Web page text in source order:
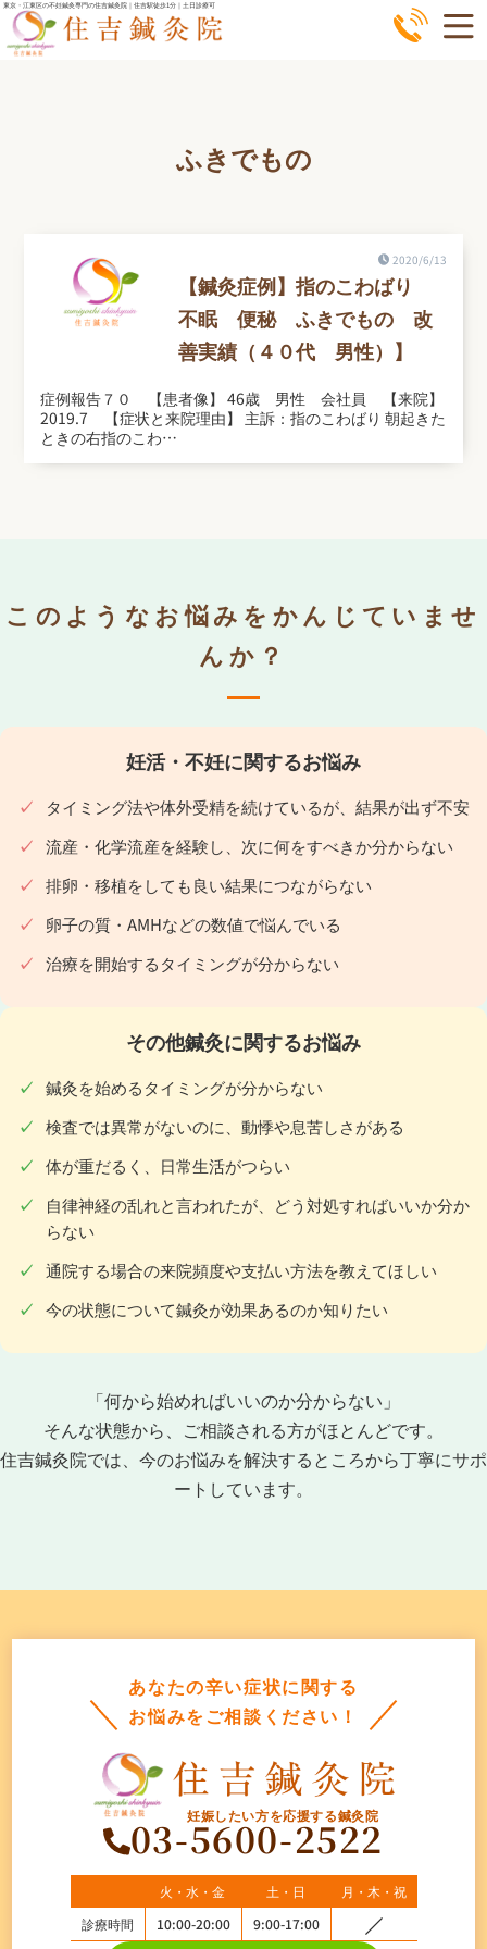
コ
ン
東京・江東区の不妊鍼灸専門の住吉鍼灸院｜住吉駅徒歩1分｜土日診療可
ふきでもの
2020/6/13
【鍼灸症例】指のこわばり
不眠 便秘 ふきでもの 改
善実績（４０代 男性）】
症例報告７０ 【患者像】 46歳 男性 会社員 【来院】
2019.7 【症状と来院理由】 主訴：指のこわばり 朝起きた
ときの右指のこわ…
このようなお悩みをかんじていませ
んか？
妊活・不妊に関するお悩み
タイミング法や体外受精を続けているが、結果が出ず不安
流産・化学流産を経験し、次に何をすべきか分からない
排卵・移植をしても良い結果につながらない
卵子の質・AMHなどの数値で悩んでいる
治療を開始するタイミングが分からない
その他鍼灸に関するお悩み
鍼灸を始めるタイミングが分からない
検査では異常がないのに、動悸や息苦しさがある
体が重だるく、日常生活がつらい
自律神経の乱れと言われたが、どう対処すればいいか分か
らない
通院する場合の来院頻度や支払い方法を教えてほしい
今の状態について鍼灸が効果あるのか知りたい
「何から始めればいいのか分からない」
そんな状態から、ご相談される方がほとんどです。
住吉鍼灸院では、今のお悩みを解決するところから丁寧にサポ
ートしています。
あなたの辛い症状に関する
お悩みをご相談ください！
妊娠したい方を応援する鍼灸院
03-5600-2522
火・水・金 土・日
月・木・祝
診療時間
10:00-20:00 9:00-17:00